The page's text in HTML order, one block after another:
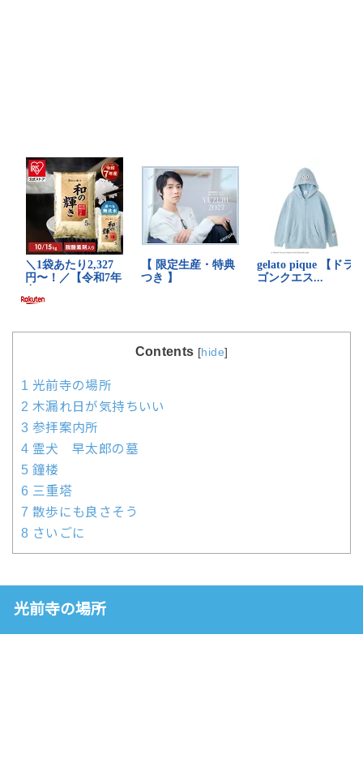
Contents [hide]
1 光前寺の場所
2 木漏れ日が気持ちいい
3 参拝案内所
4 霊犬 早太郎の墓
5 鐘楼
6 三重塔
7 散歩にも良さそう
8 さいごに
光前寺の場所